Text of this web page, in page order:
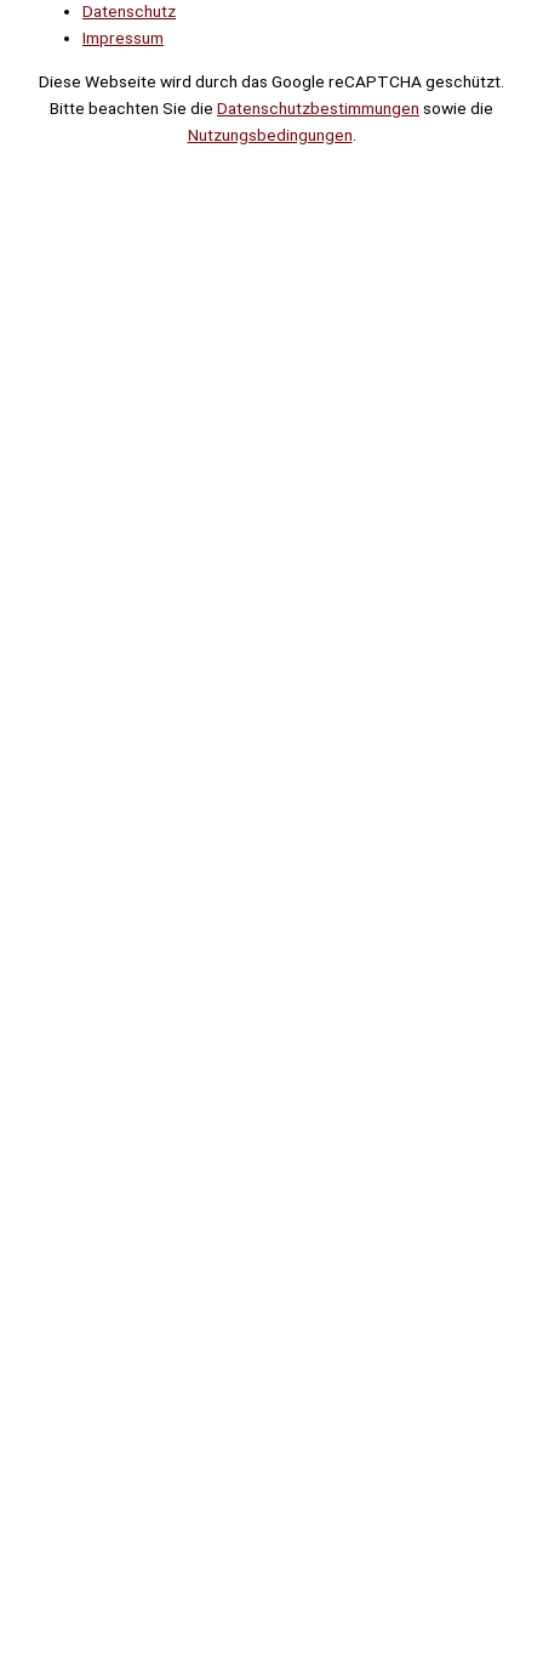
Datenschutz
Impressum
Diese Webseite wird durch das Google reCAPTCHA geschützt.
Bitte beachten Sie die Datenschutzbestimmungen sowie die
Nutzungsbedingungen